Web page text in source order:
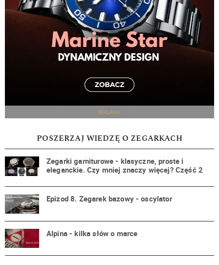
REKLAMA
POSZERZAJ WIEDZĘ O ZEGARKACH
Zegarki garniturowe - klasyczne, proste i
eleganckie. Czy mniej znaczy więcej? Część 2
Epizod 8. Zegarek bazowy - oscylator
Alpina - kilka słów o marce